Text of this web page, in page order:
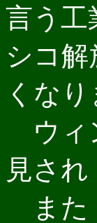
言う工
シコ
くなり
ウィ
見さ
また